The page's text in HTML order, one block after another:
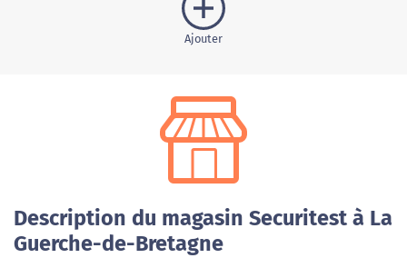
Ajouter
Description du magasin Securitest à La
Guerche-de-Bretagne